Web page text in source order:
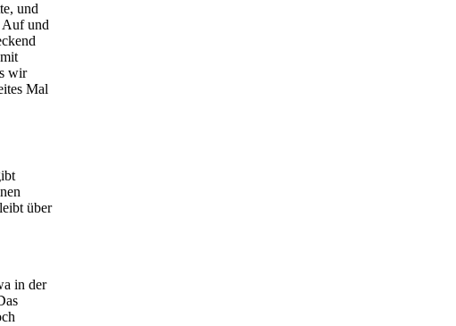
und
Auf und
wir
Mal
über
in der